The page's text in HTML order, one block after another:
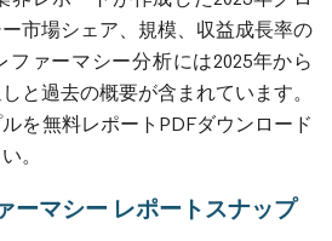
市場シェア、規模、収益成長率の
ァーマシー分析には2025年から
と過去の概要が含まれています。
を無料レポートPDFダウンロード
。
ーマシー レポートスナップ